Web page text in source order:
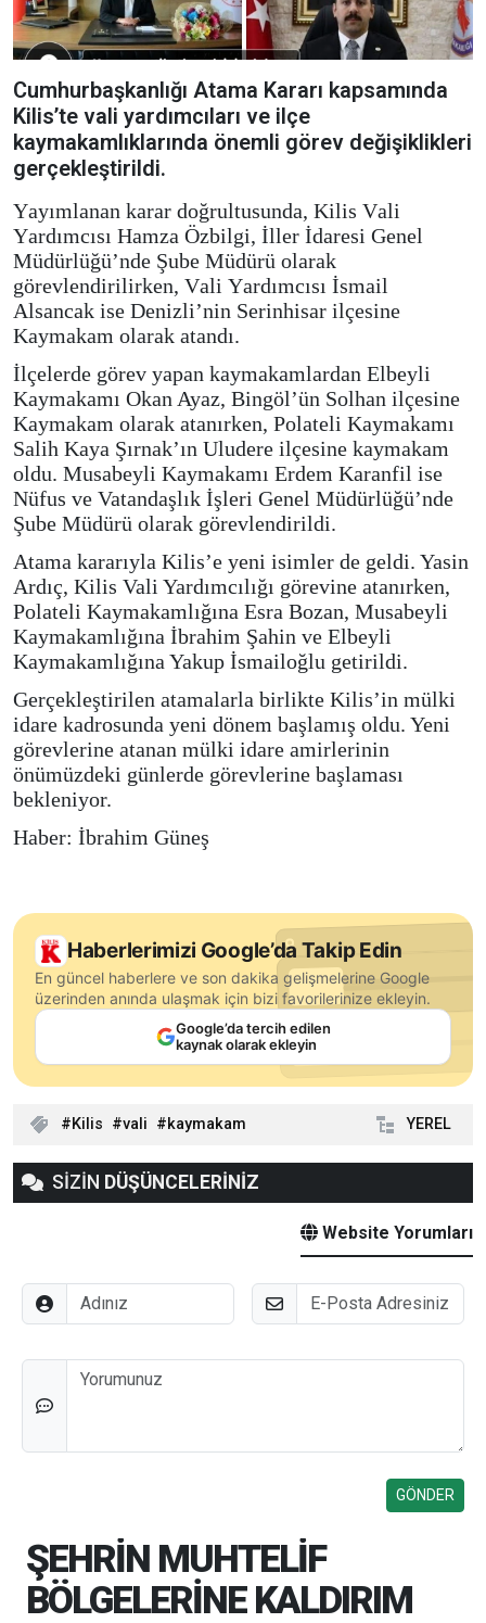
Cumhurbaşkanlığı Atama Kararı kapsamında
Kilis’te vali yardımcıları ve ilçe
kaymakamlıklarında önemli görev değişiklikleri
gerçekleştirildi.
Yayımlanan karar doğrultusunda, Kilis Vali
Yardımcısı Hamza Özbilgi, İller İdaresi Genel
Müdürlüğü’nde Şube Müdürü olarak
görevlendirilirken, Vali Yardımcısı İsmail
Alsancak ise Denizli’nin Serinhisar ilçesine
Kaymakam olarak atandı.
İlçelerde görev yapan kaymakamlardan Elbeyli
Kaymakamı Okan Ayaz, Bingöl’ün Solhan ilçesine
Kaymakam olarak atanırken, Polateli Kaymakamı
Salih Kaya Şırnak’ın Uludere ilçesine kaymakam
oldu. Musabeyli Kaymakamı Erdem Karanfil ise
Nüfus ve Vatandaşlık İşleri Genel Müdürlüğü’nde
Şube Müdürü olarak görevlendirildi.
Atama kararıyla Kilis’e yeni isimler de geldi. Yasin
Ardıç, Kilis Vali Yardımcılığı görevine atanırken,
Polateli Kaymakamlığına Esra Bozan, Musabeyli
Kaymakamlığına İbrahim Şahin ve Elbeyli
Kaymakamlığına Yakup İsmailoğlu getirildi.
Gerçekleştirilen atamalarla birlikte Kilis’in mülki
idare kadrosunda yeni dönem başlamış oldu. Yeni
görevlerine atanan mülki idare amirlerinin
önümüzdeki günlerde görevlerine başlaması
bekleniyor.
Haber: İbrahim Güneş
Haberlerimizi Google’da Takip Edin
En güncel haberlere ve son dakika gelişmelerine Google
üzerinden anında ulaşmak için bizi favorilerinize ekleyin.
Google’da tercih edilen
kaynak olarak ekleyin
Kilis vali kaymakam YEREL
SİZİN DÜŞÜNCELERİNİZ
Website Yorumları
Adınız E-Posta
Düşünceleriniz
ŞEHRİN MUHTELİF
BÖLGELERİNE KALDIRIM